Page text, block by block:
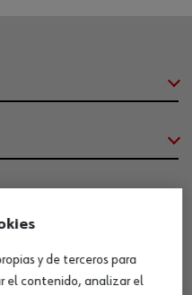
y de terceros para
el contenido, analizar el